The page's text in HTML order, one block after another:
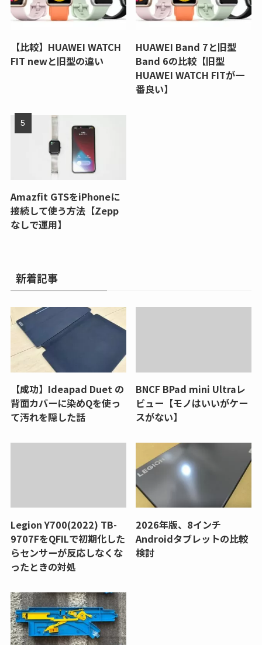
【比較】HUAWEI WATCH
FIT newと旧型の違い
HUAWEI Band 7と旧型
Band 6の比較【旧型
HUAWEI WATCH FITが一
番良い】
Amazfit GTSをiPhoneに
接続して使う方法【Zepp
なしで運用】
新着記事
【成功】Ideapad Duet の
背面カバーに染めQを使っ
て汚れを隠した話
BNCF BPad mini Ultraレ
ビュー【モノはいいがケー
スがない】
Legion Y700(2022) TB-
9707FをQFILで初期化した
らセンサーが反応しなくな
ったときの対処
2026年版、8インチ
Androidタブレットの比較
検討